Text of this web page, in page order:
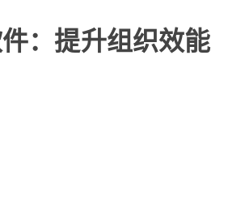
：提升组织效能